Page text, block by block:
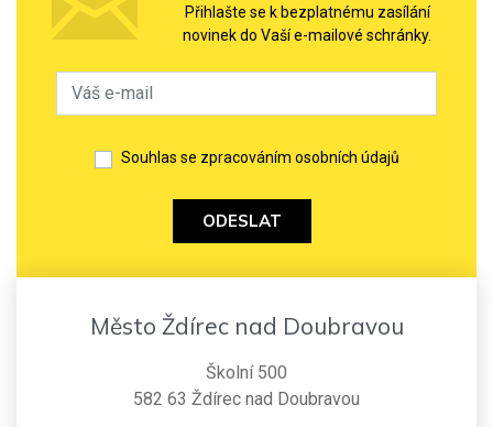
Přihlašte se k bezplatnému zasílání
novinek do Vaší e-mailové schránky.
Souhlas se zpracováním osobních údajů
ODESLAT
Město Ždírec nad Doubravou
Školní 500
582 63 Ždírec nad Doubravou